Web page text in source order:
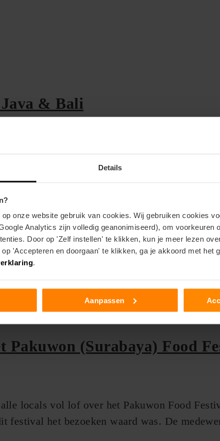
Details
onze website gebruik van cookies. Wij gebruiken cookies
Analytics zijn volledig geanonimiseerd), om voorkeuren
Door op 'Zelf instellen' te klikken, kun je meer lezen
'Accepteren en doorgaan' te klikken, ga je akkoord met het
.
Aanpassen
verschillende reisblogs en artikelen
in Surabaya, welke
en welke activiteiten je kunt
& Bali
vervoer waar je gebruik van kunt maken. In
handig vonden! Vervoer in Yogyakarta –
(Surabaya) Food
locals vol lof over het Pakuwon Food
festival het bezoeken waard was. De